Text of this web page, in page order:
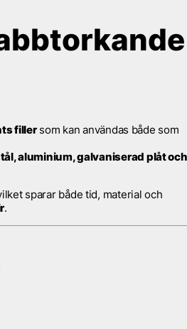
fillersom kan användas både som
aluminium, galvaniserad plåt och
sparar både tid, material och
.